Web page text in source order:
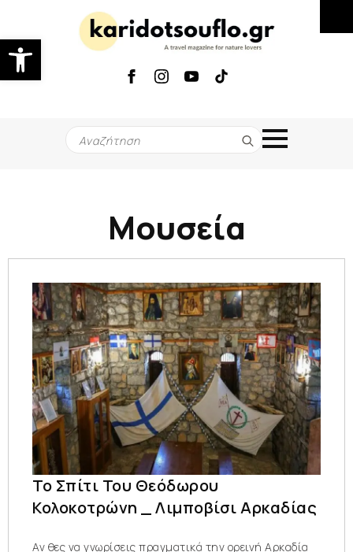
Ανοίξτε τη γραμμή εργαλείων
Search
for:
Μουσεία
Το Σπίτι Του Θεόδωρου
Κολοκοτρώνη _ Λιμποβίσι Αρκαδίας
Αν θες να γνωρίσεις πραγματικά την ορεινή Αρκαδία